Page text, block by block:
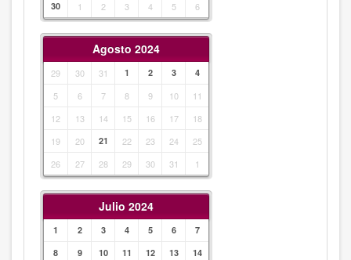
30
1 2 3 4 5 6
Agosto 2024
29 30 31 1 2 3 4
5 6 7 8 9 10
11
12
13 14 15 16 17
18
19
20 21 22 23 24
25
26
27 28 29 30 31 1
Julio 2024
1 2 3 4 5 6
7
8
9 10 11 12 13
14